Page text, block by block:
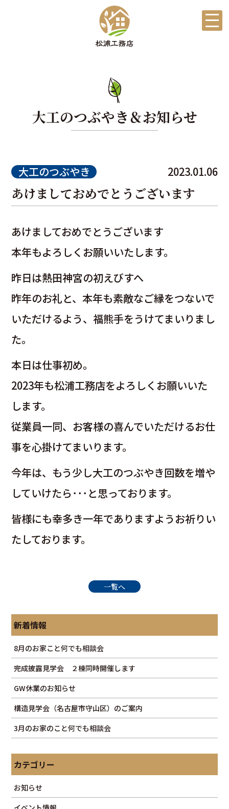
大工のつぶやき＆お知らせ
大工のつぶやき 2023.01.06
あけましておめでとうございます
あけましておめでとうございます
本年もよろしくお願いいたします。
昨日は熱田神宮の初えびすへ
昨年のお礼と、本年も素敵なご縁をつないで
いただけるよう、福熊手をうけてまいりまし
た。
本日は仕事初め。
2023年も松浦工務店をよろしくお願いいた
します。
従業員一同、お客様の喜んでいただけるお仕
事を心掛けてまいります。
今年は、もう少し大工のつぶやき回数を増や
していけたら･･･と思っております。
皆様にも幸多き一年でありますようお祈りい
たしております。
一覧へ
新着情報
8月のお家こと何でも相談会
完成披露見学会 ２棟同時開催します
GW休業のお知らせ
構造見学会（名古屋市守山区）のご案内
3月のお家のこと何でも相談会
カテゴリー
お知らせ